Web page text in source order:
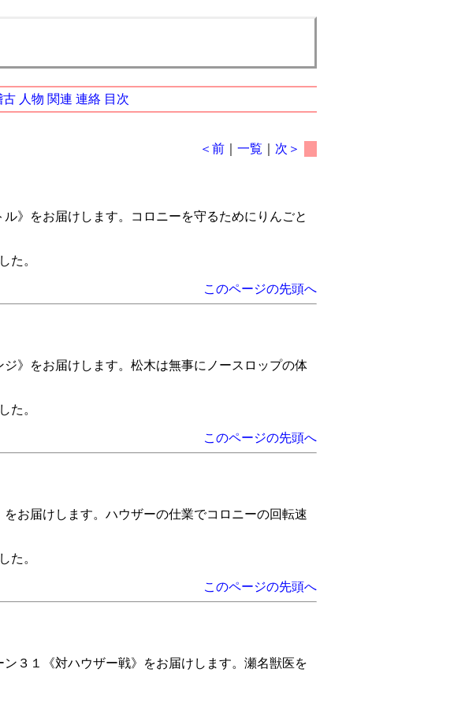
古 人物 関連 連絡 目次
＜前 ｜一覧 次＞
》をお届けします。コロニーを守るためにりんごと
た。
このページの先頭へ
》をお届けします。松木は無事にノースロップの体
た。
このページの先頭へ
お届けします。ハウザーの仕業でコロニーの回転速
た。
このページの先頭へ
ン３１《対ハウザー戦》をお届けします。瀬名獣医を